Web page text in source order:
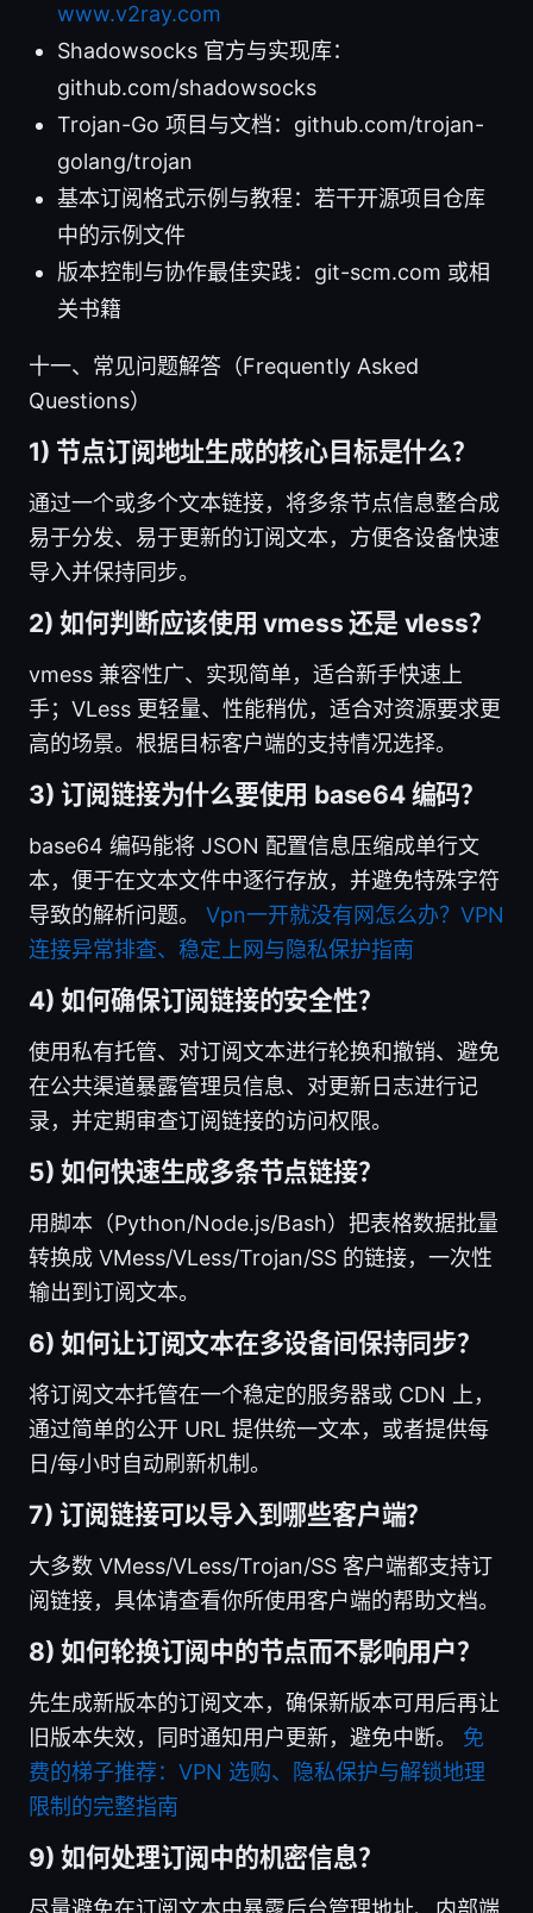
www.v2ray.com
Shadowsocks 官方与实现库：
github.com/shadowsocks
Trojan-Go 项目与文档：github.com/trojan-
golang/trojan
基本订阅格式示例与教程：若干开源项目仓库
中的示例文件
版本控制与协作最佳实践：git-scm.com 或相
关书籍
十一、常见问题解答（Frequently Asked
Questions）
1) 节点订阅地址生成的核心目标是什么？
通过一个或多个文本链接，将多条节点信息整合成
易于分发、易于更新的订阅文本，方便各设备快速
导入并保持同步。
2) 如何判断应该使用 vmess 还是 vless？
vmess 兼容性广、实现简单，适合新手快速上
手；VLess 更轻量、性能稍优，适合对资源要求更
高的场景。根据目标客户端的支持情况选择。
3) 订阅链接为什么要使用 base64 编码？
base64 编码能将 JSON 配置信息压缩成单行文
本，便于在文本文件中逐行存放，并避免特殊字符
导致的解析问题。 Vpn一开就没有网怎么办？VPN
连接异常排查、稳定上网与隐私保护指南
4) 如何确保订阅链接的安全性？
使用私有托管、对订阅文本进行轮换和撤销、避免
在公共渠道暴露管理员信息、对更新日志进行记
录，并定期审查订阅链接的访问权限。
5) 如何快速生成多条节点链接？
用脚本（Python/Node.js/Bash）把表格数据批量
转换成 VMess/VLess/Trojan/SS 的链接，一次性
输出到订阅文本。
6) 如何让订阅文本在多设备间保持同步？
将订阅文本托管在一个稳定的服务器或 CDN 上，
通过简单的公开 URL 提供统一文本，或者提供每
日/每小时自动刷新机制。
7) 订阅链接可以导入到哪些客户端？
大多数 VMess/VLess/Trojan/SS 客户端都支持订
阅链接，具体请查看你所使用客户端的帮助文档。
8) 如何轮换订阅中的节点而不影响用户？
先生成新版本的订阅文本，确保新版本可用后再让
旧版本失效，同时通知用户更新，避免中断。 免
费的梯子推荐：VPN 选购、隐私保护与解锁地理
限制的完整指南
9) 如何处理订阅中的机密信息？